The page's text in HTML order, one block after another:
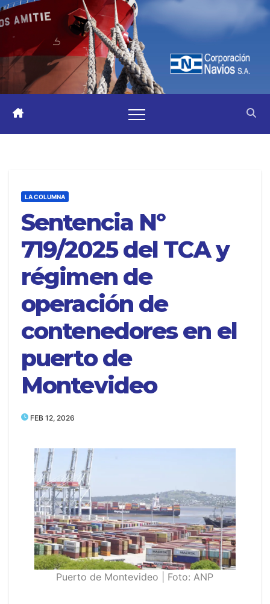
LA COLUMNA
Sentencia Nº
719/2025 del TCA y
régimen de
operación de
contenedores en el
puerto de
Montevideo
FEB 12, 2026
Puerto de Montevideo | Foto: ANP